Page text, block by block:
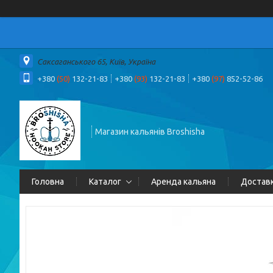
Саксаганського 65, Київ, Україна
+380 (50) 132-21-83 +380 (93) 132-21-83 +380 (97) 852-52-86
Магазин кальянів Broshisha
Головна Каталог Аренда кальяна